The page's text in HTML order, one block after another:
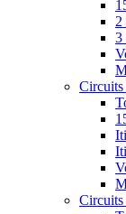
2
3
Circuits